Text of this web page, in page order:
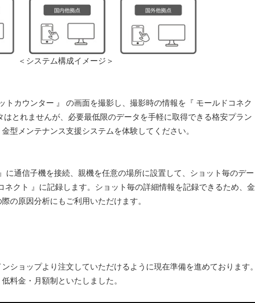
＜システム構成イメージ＞
カウンター 』 の画面を撮影し、撮影時の情報を『 モールドコネク
はとれませんが、必要最低限のデータを手軽に取得できる格安プラン
型メンテナンス支援システムを体験してください。
通信子機を接続、親機を任意の場所に設置して、ショット毎のデー
ネクト 』に記録します。ショット毎の詳細情報を記録できるため、金
の原因分析にもご利用いただけます。
ショップより注文していただけるように現在準備を進めております。
料金・月額制といたしました。